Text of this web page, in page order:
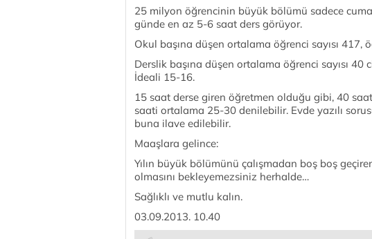
25 milyon öğrencinin büyük bölümü sadece
günde en az 5-6 saat ders görüyor.
Okul başına düşen ortalama öğrenci sayısı 417,
Derslik başına düşen ortalama öğrenci sayısı 40
İdeali 15-16.
15 saat derse giren öğretmen olduğu gibi, 40
saati ortalama 25-30 denilebilir. Evde yazılı
buna ilave edilebilir.
Maaşlara gelince:
Yılın büyük bölümünü çalışmadan boş boş
olmasını bekleyemezsiniz herhalde…
Sağlıklı ve mutlu kalın.
03.09.2013. 10.40